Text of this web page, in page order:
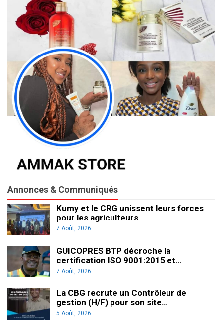
Annonces & Communiqués
Kumy et le CRG unissent leurs forces
pour les agriculteurs
7 Août, 2026
GUICOPRES BTP décroche la
certification ISO 9001:2015 et…
7 Août, 2026
La CBG recrute un Contrôleur de
gestion (H/F) pour son site…
5 Août, 2026